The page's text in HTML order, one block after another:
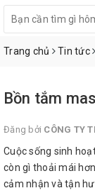
Trang chủ Tin tức
Bồn tắm
Đăng bởi CÔNG TY
Cuộc sống sinh
còn gì thoải mái
cảm nhận và tận